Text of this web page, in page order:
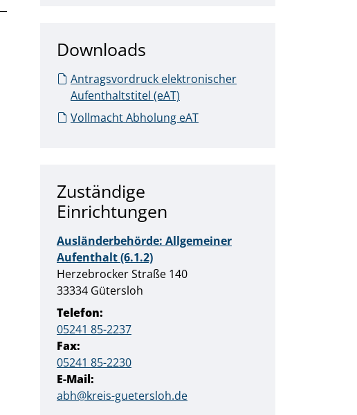
Downloads
Antragsvordruck elektronischer
Aufenthaltstitel (eAT)
Vollmacht Abholung eAT
Zuständige
Einrichtungen
Ausländerbehörde: Allgemeiner
Aufenthalt (6.1.2)
Straße:
Herzebrocker Straße Hausnummer:
140
PLZ:
33334 Ort:
Gütersloh
Telefon:
05241 85-2237
Fax:
05241 85-2230
E-Mail:
abh@kreis-guetersloh.de